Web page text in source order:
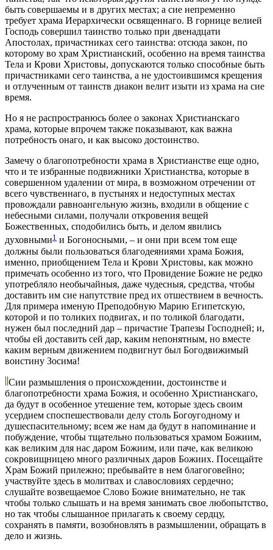
быть совершаемы и в других местах; а сие непременно
требует храма Иерархически освященнаго. В горнице велией
Господь совершил таинство только при двенадцати
Апостолах, причастниках сего таинства: отсюда закон, по
которому во храм Христианский, особенно на время таинства
Тела и Крови Христовы, допускаются только способные быть
причастниками сего таинства, а не удостоившимся крещения
и отлученным от таинств диакон велит изыти из храма на сие
время.
Но я не распространюсь более о законах Христианскаго
храма, которые впрочем также показывают, как важна
потребность онаго, и как высоко достоинство.
Замечу о благопотребности храма в Христианстве еще одно,
что и те избранные подвижники Христианства, которые в
совершенном удалении от мира, в возможном отречении от
всего чувственнаго, в пустынях и недоступных местах
провождали равноангельную жизнь, входили в общение с
небесными силами, получали откровения вещей
Божественных, сподобились быть, и делом явились
духовными1 и Богоносными, – и они при всем том еще
должны были пользоваться благодеяниями храма Божия,
именно, приобщением Тела и Крови Христовы, как можно
примечать особенно из того, что Провидение Божие не редко
употребляло необычайныя, даже чудесныя, средства, чтобы
доставить им сие напутствие пред их отшествием в вечность.
Для примера именую Преподобную Марию Египетскую,
которой и по толиких подвигах, и по толикой благодати,
нужен был последний дар – причастие Трапезы Господней; и,
чтобы ей доставить сей дар, каким непонятным, но вместе
каким верным движением подвигнут был Богодвижимый
воистину Зосима!
Сии размышления о происхождении, достоинстве и
благопотребности храма Божия, и особенно Христианскаго,
да будут в особенное утешение тем, которые здесь своим
усердием споспешествовали делу столь Богоугодному и
душеспасительному; всем же нам да будут в напоминание и
побуждение, чтобы тщательно пользоваться храмом Божиим,
как великим для нас даром Божиим, или паче, как великою
сокровищницею много различных даров Божиих. Посещайте
Храм Божий прилежно; пребывайте в нем благоговейно;
участвуйте здесь в молитвах и славословиях сердечно;
слушайте возвещаемое Слово Божие внимательно, не так
чтобы только слышать и на время занимать свое любопытство,
но так чтобы слышанное прилагать к своему сердцу,
сохранять в памяти, возобновлять в размышлении, обращать в
дело и жизнь.